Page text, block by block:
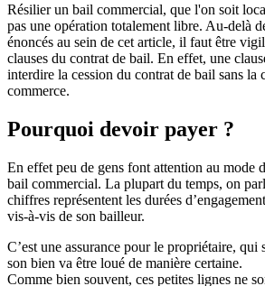
Résilier un bail commercial, que l'on soit
pas une opération totalement libre. Au-delà
énoncés au sein de cet article, il faut être
clauses du contrat de bail. En effet, une
interdire la cession du contrat de bail sans la
commerce.
Pourquoi devoir payer ?
En effet peu de gens font attention au mode
bail commercial. La plupart du temps, on
chiffres représentent les durées
vis-à-vis de son bailleur.
C’est une assurance pour le propriétaire, qui
son bien va être loué de manière certaine.
Comme bien souvent, ces petites lignes ne